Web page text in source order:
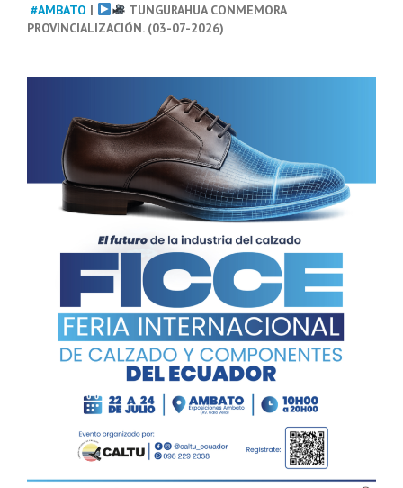
#AMBATO |
TUNGURAHUA CONMEMORA
PROVINCIALIZACIÓN. (03-07-2026)